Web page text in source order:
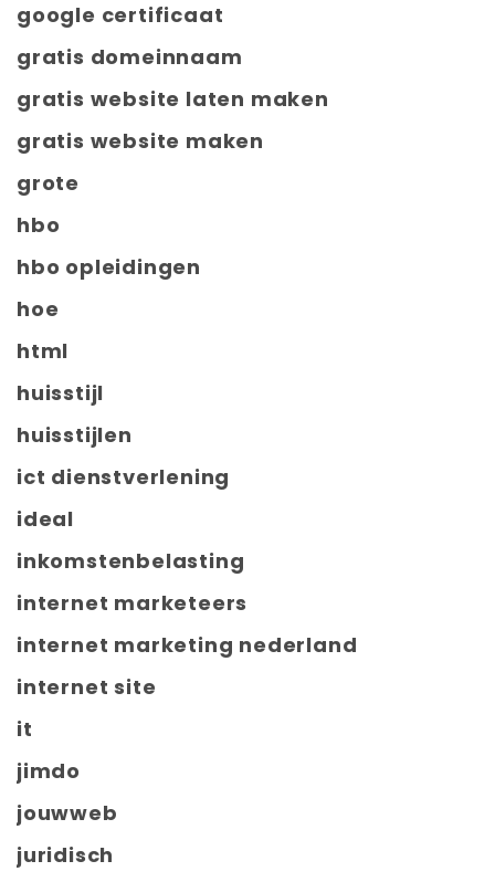
google certificaat
gratis domeinnaam
gratis website laten maken
gratis website maken
grote
hbo
hbo opleidingen
hoe
html
huisstijl
huisstijlen
ict dienstverlening
ideal
inkomstenbelasting
internet marketeers
internet marketing nederland
internet site
it
jimdo
jouwweb
juridisch